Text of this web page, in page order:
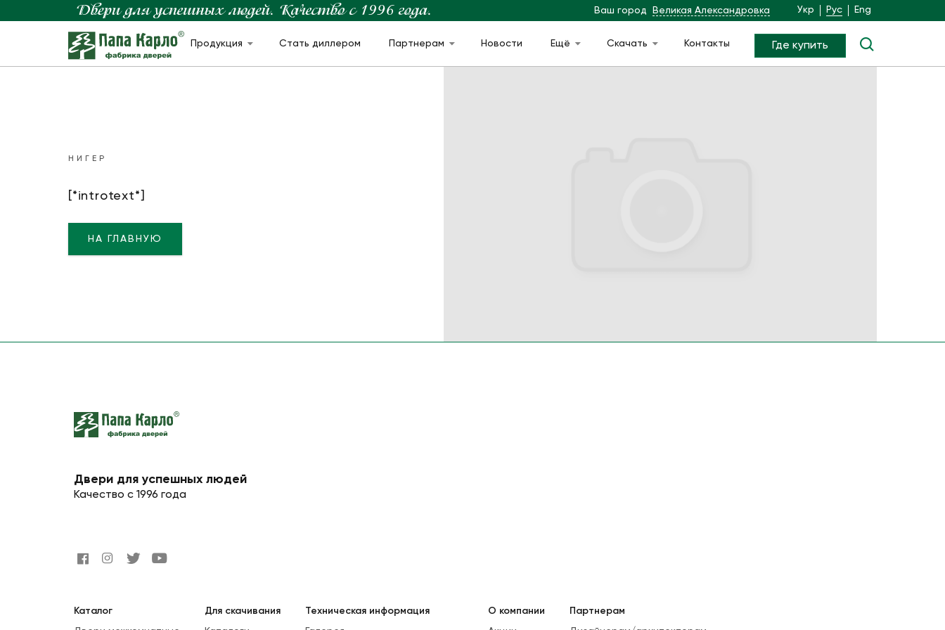
Ваш город Великая Александровка Укр Рус Eng
Продукция Стать диллером Партнерам Новости Ещё Скачать Контакты Где купить
НИГЕР
[*introtext*]
НА ГЛАВНУЮ
Двери для успешных людей
Качество с 1996 года
Каталог Для скачивания Техническая информация О компании Партнерам